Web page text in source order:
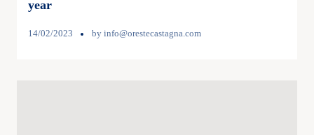
year
14/02/2023 by info@orestecastagna.com